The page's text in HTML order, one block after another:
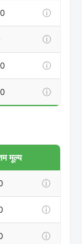
ⓘ
ⓘ
ⓘ
ⓘ
मूल्य
ⓘ
ⓘ
ⓘ